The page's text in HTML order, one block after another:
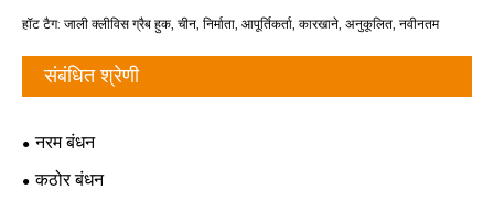
हॉट टैग: जाली क्लीविस ग्रैब हुक, चीन, निर्माता, आपूर्तिकर्ता, कारखाने, अनुकूलित, नवीनतम
संबंधित श्रेणी
नरम बंधन
कठोर बंधन